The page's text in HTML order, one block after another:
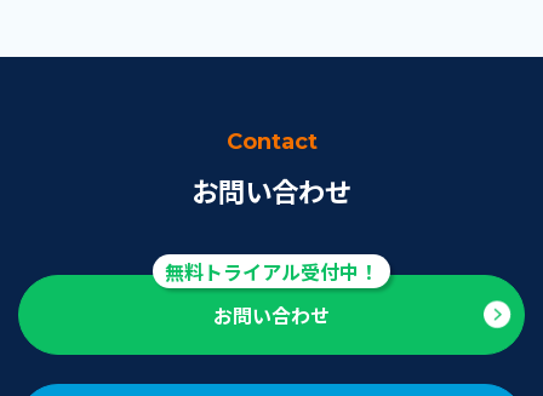
Contact
お問い合わせ
お問い合わせ